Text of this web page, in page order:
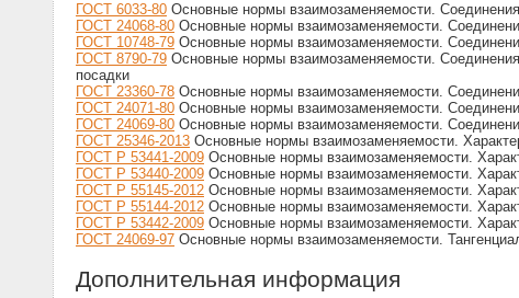
ГОСТ 6033-80 Основные нормы взаимозаменяемости.
ГОСТ 24068-80 Основные нормы взаимозаменяемости.
ГОСТ 10748-79 Основные нормы взаимозаменяемости.
ГОСТ 8790-79 Основные нормы взаимозаменяемости.
посадки
ГОСТ 23360-78 Основные нормы взаимозаменяемости.
ГОСТ 24071-80 Основные нормы взаимозаменяемости.
ГОСТ 24069-80 Основные нормы взаимозаменяемости.
ГОСТ 25346-2013 Основные нормы взаимозаменяемости.
ГОСТ Р 53441-2009 Основные нормы взаимозаменяемости.
ГОСТ Р 53440-2009 Основные нормы взаимозаменяемости.
ГОСТ Р 55145-2012 Основные нормы взаимозаменяемости.
ГОСТ Р 55144-2012 Основные нормы взаимозаменяемости.
ГОСТ Р 53442-2009 Основные нормы взаимозаменяемости.
ГОСТ 24069-97 Основные нормы взаимозаменяемости.
Дополнительная информация